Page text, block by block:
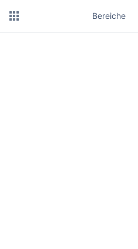
Bereiche